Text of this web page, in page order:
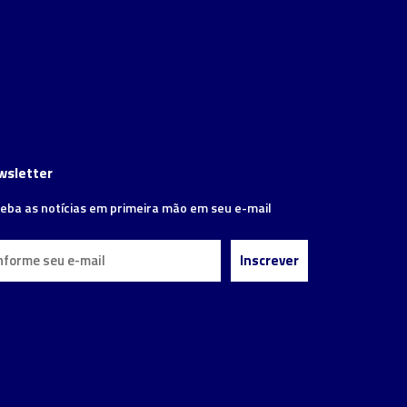
as notícias em primeira mão em seu e-mail
Inscrever